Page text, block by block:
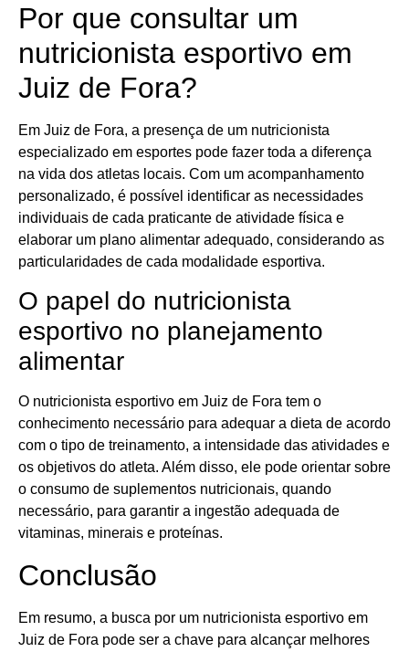
Por que consultar um
nutricionista esportivo em
Juiz de Fora?
Em Juiz de Fora, a presença de um nutricionista
especializado em esportes pode fazer toda a diferença
na vida dos atletas locais. Com um acompanhamento
personalizado, é possível identificar as necessidades
individuais de cada praticante de atividade física e
elaborar um plano alimentar adequado, considerando as
particularidades de cada modalidade esportiva.
O papel do nutricionista
esportivo no planejamento
alimentar
O nutricionista esportivo em Juiz de Fora tem o
conhecimento necessário para adequar a dieta de acordo
com o tipo de treinamento, a intensidade das atividades e
os objetivos do atleta. Além disso, ele pode orientar sobre
o consumo de suplementos nutricionais, quando
necessário, para garantir a ingestão adequada de
vitaminas, minerais e proteínas.
Conclusão
Em resumo, a busca por um nutricionista esportivo em
Juiz de Fora pode ser a chave para alcançar melhores